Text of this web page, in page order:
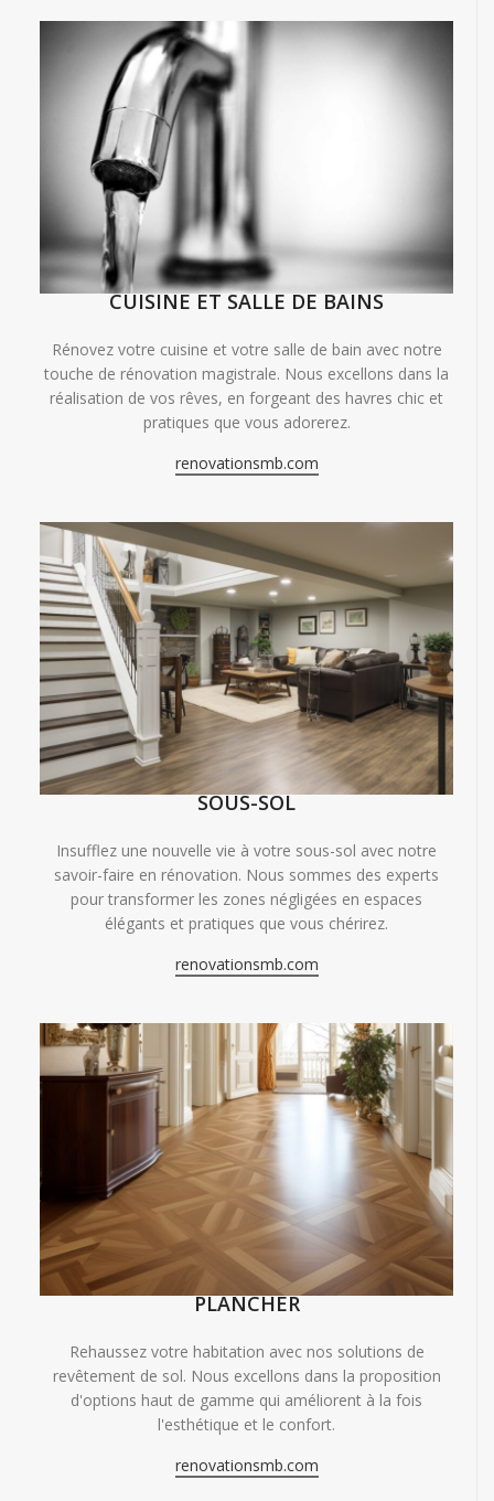
CUISINE ET SALLE DE BAINS
Rénovez votre cuisine et votre salle de bain avec notre
touche de rénovation magistrale. Nous excellons dans la
réalisation de vos rêves, en forgeant des havres chic et
pratiques que vous adorerez.
renovationsmb.com
SOUS-SOL
Insufflez une nouvelle vie à votre sous-sol avec notre
savoir-faire en rénovation. Nous sommes des experts
pour transformer les zones négligées en espaces
élégants et pratiques que vous chérirez.
renovationsmb.com
PLANCHER
Rehaussez votre habitation avec nos solutions de
revêtement de sol. Nous excellons dans la proposition
d'options haut de gamme qui améliorent à la fois
l'esthétique et le confort.
renovationsmb.com